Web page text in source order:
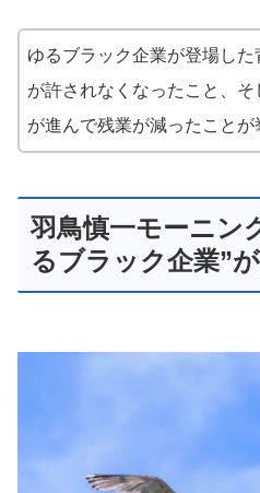
ゆるブラック企業が登場した
が許されなくなったこと、
が進んで残業が減ったことが
羽鳥慎一モーニン
るブラック企業”